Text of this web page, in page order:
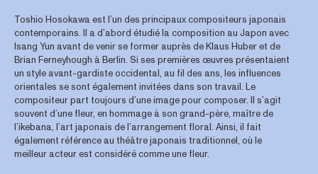
Toshio Hosokawa est l’un des principaux compositeurs japonais
contemporains. Il a d’abord étudié la composition au Japon avec
Isang Yun avant de venir se former auprès de Klaus Huber et de
Brian Ferneyhough à Berlin. Si ses premières œuvres présentaient
un style avant-gardiste occidental, au fil des ans, les influences
orientales se sont également invitées dans son travail. Le
compositeur part toujours d’une image pour composer. Il s’agit
souvent d’une fleur, en hommage à son grand-père, maître de
l’ikebana, l’art japonais de l’arrangement floral. Ainsi, il fait
également référence au théâtre japonais traditionnel, où le
meilleur acteur est considéré comme une fleur.